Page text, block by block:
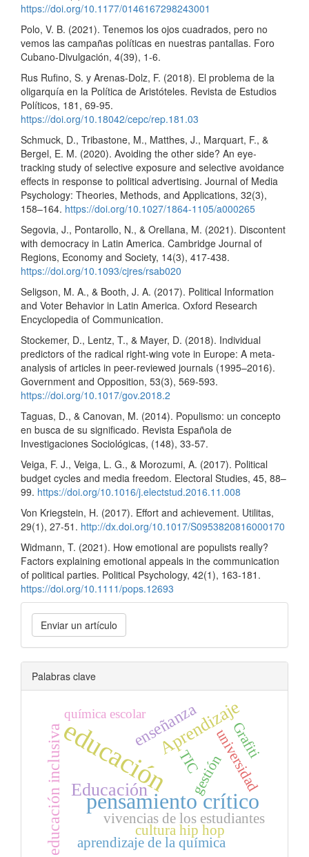
https://doi.org/10.1177/0146167298243001
Polo, V. B. (2021). Tenemos los ojos cuadrados, pero no
vemos las campañas políticas en nuestras pantallas. Foro
Cubano-Divulgación, 4(39), 1-6.
Rus Rufino, S. y Arenas-Dolz, F. (2018). El problema de la
oligarquía en la Política de Aristóteles. Revista de Estudios
Políticos, 181, 69-95.
https://doi.org/10.18042/cepc/rep.181.03
Schmuck, D., Tribastone, M., Matthes, J., Marquart, F., &
Bergel, E. M. (2020). Avoiding the other side? An eye-
tracking study of selective exposure and selective avoidance
effects in response to political advertising. Journal of Media
Psychology: Theories, Methods, and Applications, 32(3),
158–164. https://doi.org/10.1027/1864-1105/a000265
Segovia, J., Pontarollo, N., & Orellana, M. (2021). Discontent
with democracy in Latin America. Cambridge Journal of
Regions, Economy and Society, 14(3), 417-438.
https://doi.org/10.1093/cjres/rsab020
Seligson, M. A., & Booth, J. A. (2017). Political Information
and Voter Behavior in Latin America. Oxford Research
Encyclopedia of Communication.
Stockemer, D., Lentz, T., & Mayer, D. (2018). Individual
predictors of the radical right-wing vote in Europe: A meta-
analysis of articles in peer-reviewed journals (1995–2016).
Government and Opposition, 53(3), 569-593.
https://doi.org/10.1017/gov.2018.2
Taguas, D., & Canovan, M. (2014). Populismo: un concepto
en busca de su significado. Revista Española de
Investigaciones Sociológicas, (148), 33-57.
Veiga, F. J., Veiga, L. G., & Morozumi, A. (2017). Political
budget cycles and media freedom. Electoral Studies, 45, 88–
99. https://doi.org/10.1016/j.electstud.2016.11.008
Von Kriegstein, H. (2017). Effort and achievement. Utilitas,
29(1), 27-51. http://dx.doi.org/10.1017/S0953820816000170
Widmann, T. (2021). How emotional are populists really?
Factors explaining emotional appeals in the communication
of political parties. Political Psychology, 42(1), 163-181.
https://doi.org/10.1111/pops.12693
Enviar
un
artículo
Enviar un artículo
Palabras clave
educación
pensamiento crítico
Educación
Aprendizaje
enseñanza
educación inclusiva universidad
vivencias de los estudiantes
gestión
cultura hip hop
aprendizaje de la química
Grafiti
TIC
química escolar